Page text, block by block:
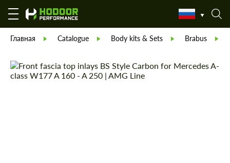
Главная Catalogue Body kits & Sets Brabus